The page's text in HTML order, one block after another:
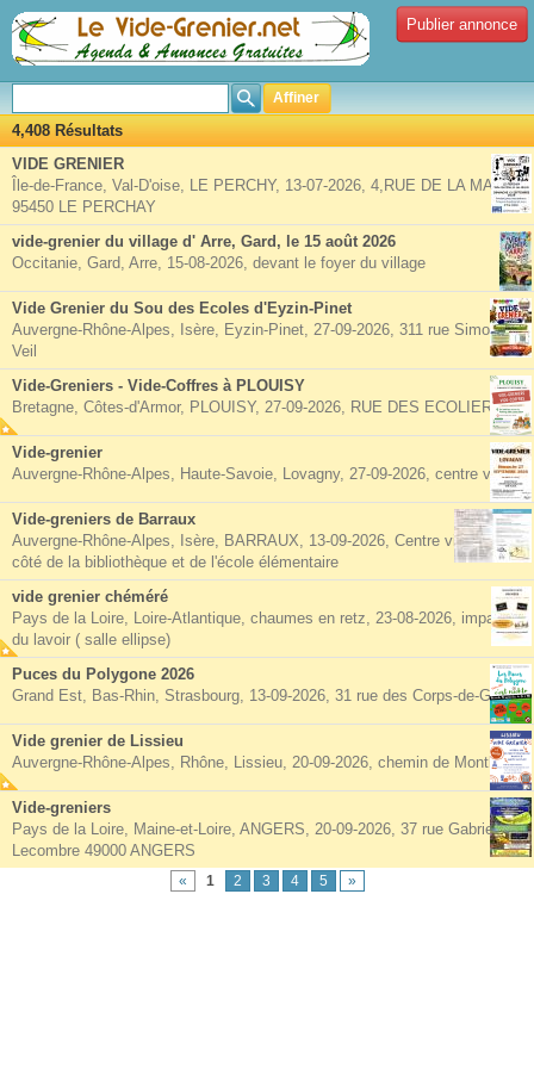
Publier annonce
Affiner
4,408 Résultats
VIDE GRENIER
Île-de-France, Val-D'oise, LE PERCHY, 13-07-2026, 4,RUE DE LA MAIRIE
95450 LE PERCHAY
vide-grenier du village d' Arre, Gard, le 15 août 2026
Occitanie, Gard, Arre, 15-08-2026, devant le foyer du village
Vide Grenier du Sou des Ecoles d'Eyzin-Pinet
Auvergne-Rhône-Alpes, Isère, Eyzin-Pinet, 27-09-2026, 311 rue Simone
Veil
Vide-Greniers - Vide-Coffres à PLOUISY
Bretagne, Côtes-d'Armor, PLOUISY, 27-09-2026, RUE DES ECOLIERS
Vide-grenier
Auvergne-Rhône-Alpes, Haute-Savoie, Lovagny, 27-09-2026, centre village
Vide-greniers de Barraux
Auvergne-Rhône-Alpes, Isère, BARRAUX, 13-09-2026, Centre village à
côté de la bibliothèque et de l'école élémentaire
vide grenier chéméré
Pays de la Loire, Loire-Atlantique, chaumes en retz, 23-08-2026, impasse
du lavoir ( salle ellipse)
Puces du Polygone 2026
Grand Est, Bas-Rhin, Strasbourg, 13-09-2026, 31 rue des Corps-de-Garde
Vide grenier de Lissieu
Auvergne-Rhône-Alpes, Rhône, Lissieu, 20-09-2026, chemin de Montluzin
Vide-greniers
Pays de la Loire, Maine-et-Loire, ANGERS, 20-09-2026, 37 rue Gabriel
Lecombre 49000 ANGERS
« 1 2 3 4 5 »